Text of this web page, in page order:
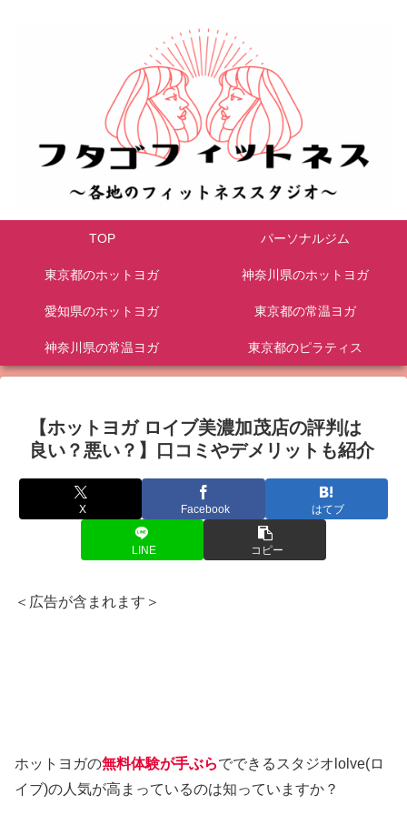
TOP パーソナルジム
東京都のホットヨガ 神奈川県のホットヨガ
愛知県のホットヨガ 東京都の常温ヨガ
神奈川県の常温ヨガ 東京都のピラティス
【ホットヨガ ロイブ美濃加茂店の評判は
良い？悪い？】口コミやデメリットも紹介
X Facebook はてブ
LINE コピー
＜広告が含まれます＞
ホットヨガの無料体験が手ぶらでできるスタジオlolve(ロ
イブ)の人気が高まっているのは知っていますか？